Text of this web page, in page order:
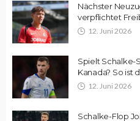
Nächster
verpflichtet
12. Juni 2026
Spielt Schalke-
Kanada? So ist
12. Juni 2026
Schalke-Flop